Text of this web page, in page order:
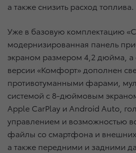
а также снизить расход топлива.
Уже в базовую комплектацию
модернизированная панель
экраном размером 4,2 дюйма, а
версии «Комфорт» дополнен
противотуманными фарами,
системой с 8-дюймовым
Apple CarPlay и Android Auto,
управлением и возможностью
файлы со смартфона и внешних
а также передними и задними